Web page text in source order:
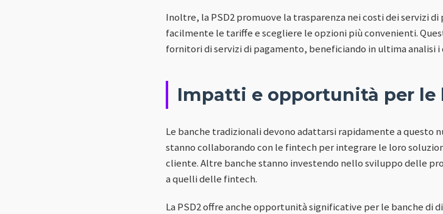
Inoltre, la PSD2 promuove la trasparenza nei costi dei servizi
facilmente le tariffe e scegliere le opzioni più convenienti.
fornitori di servizi di pagamento, beneficiando in ultima analisi i
Impatti e opportunità per le
Le banche tradizionali devono adattarsi rapidamente a
stanno collaborando con le fintech per integrare le loro
cliente. Altre banche stanno investendo nello sviluppo delle
a quelli delle fintech.
La PSD2 offre anche opportunità significative per le banche di